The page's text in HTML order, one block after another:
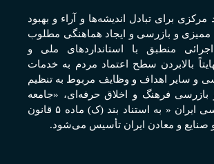
مرکزی برای تبادل انديشه‌ها و آراء و بهبود
و بازرسی و ايجاد هماهنگی مطلوب
منطبق با استانداردهای ملی و
بالابردن سطح اعتماد مردم به خدمات
و ساير اهداف و وظايف مربوط به تنظيم
بازرسی فرهنگ و اخلاق حرفه‌ای، «جامعه
مميزی و بازرسی ايران « به استناد بند (ک) ماده ۵ قانون
و صنايع و معادن ايران تأسيس می‌شود.